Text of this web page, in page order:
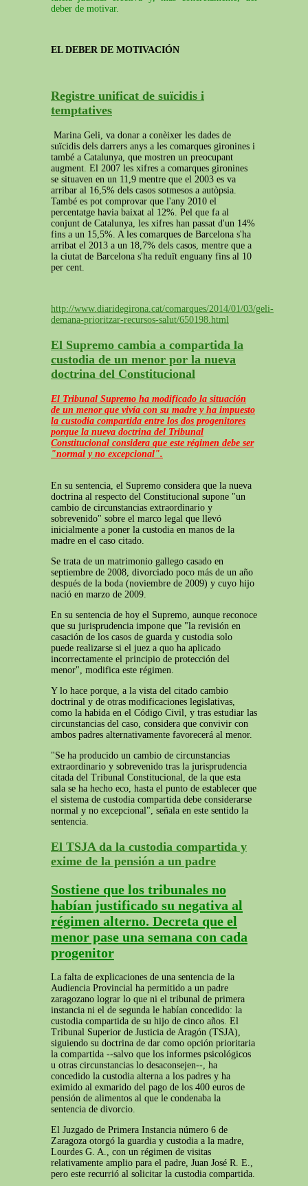
deber de motivar.
EL DEBER DE MOTIVACIÓN
Registre unificat de suïcidis i
temptatives
Marina Geli, va donar a conèixer les dades de
suïcidis dels darrers anys a les comarques gironines i
també a Catalunya, que mostren un preocupant
augment. El 2007 les xifres a comarques gironines
se situaven en un 11,9 mentre que el 2003 es va
arribar al 16,5% dels casos sotmesos a autòpsia.
També es pot comprovar que l'any 2010 el
percentatge havia baixat al 12%. Pel que fa al
conjunt de Catalunya, les xifres han passat d'un 14%
fins a un 15,5%. A les comarques de Barcelona s'ha
arribat el 2013 a un 18,7% dels casos, mentre que a
la ciutat de Barcelona s'ha reduït enguany fins al 10
per cent.
http://www.diaridegirona.cat/comarques/2014/01/03/geli-
demana-prioritzar-recursos-salut/650198.html
El Supremo cambia a compartida la
custodia de un menor por la nueva
doctrina del Constitucional
El Tribunal Supremo ha modificado la situación
de un menor que vivía con su madre y ha impuesto
la custodia compartida entre los dos progenitores
porque la nueva doctrina del Tribunal
Constitucional considera que este régimen debe ser
"normal y no excepcional".
En su sentencia, el Supremo considera que la nueva
doctrina al respecto del Constitucional supone "un
cambio de circunstancias extraordinario y
sobrevenido" sobre el marco legal que llevó
inicialmente a poner la custodia en manos de la
madre en el caso citado.
Se trata de un matrimonio gallego casado en
septiembre de 2008, divorciado poco más de un año
después de la boda (noviembre de 2009) y cuyo hijo
nació en marzo de 2009.
En su sentencia de hoy el Supremo, aunque reconoce
que su jurisprudencia impone que "la revisión en
casación de los casos de guarda y custodia solo
puede realizarse si el juez a quo ha aplicado
incorrectamente el principio de protección del
menor", modifica este régimen.
Y lo hace porque, a la vista del citado cambio
doctrinal y de otras modificaciones legislativas,
como la habida en el Código Civil, y tras estudiar las
circunstancias del caso, considera que convivir con
ambos padres alternativamente favorecerá al menor.
"Se ha producido un cambio de circunstancias
extraordinario y sobrevenido tras la jurisprudencia
citada del Tribunal Constitucional, de la que esta
sala se ha hecho eco, hasta el punto de establecer que
el sistema de custodia compartida debe considerarse
normal y no excepcional", señala en este sentido la
sentencia.
El TSJA da la custodia compartida y
exime de la pensión a un padre
Sostiene que los tribunales no
habían justificado su negativa al
régimen alterno. Decreta que el
menor pase una semana con cada
progenitor
La falta de explicaciones de una sentencia de la
Audiencia Provincial ha permitido a un padre
zaragozano lograr lo que ni el tribunal de primera
instancia ni el de segunda le habían concedido: la
custodia compartida de su hijo de cinco años. El
Tribunal Superior de Justicia de Aragón (TSJA),
siguiendo su doctrina de dar como opción prioritaria
la compartida --salvo que los informes psicológicos
u otras circunstancias lo desaconsejen--, ha
concedido la custodia alterna a los padres y ha
eximido al exmarido del pago de los 400 euros de
pensión de alimentos al que le condenaba la
sentencia de divorcio.
El Juzgado de Primera Instancia número 6 de
Zaragoza otorgó la guardia y custodia a la madre,
Lourdes G. A., con un régimen de visitas
relativamente amplio para el padre, Juan José R. E.,
pero este recurrió al solicitar la custodia compartida.